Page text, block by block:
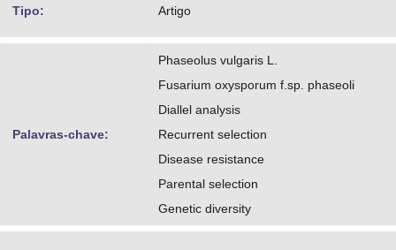
Tipo: Artigo
Palavras-chave:
Phaseolus vulgaris L.
Fusarium oxysporum f.sp. phaseoli
Diallel analysis
Recurrent selection
Disease resistance
Parental selection
Genetic diversity